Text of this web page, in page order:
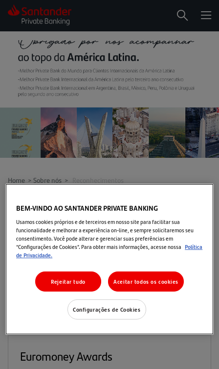
Home > Sobre nós > Reconhecimentos
Em diversas ocasiões, várias entidades do Grupo
Santander foram reconhecidas pelo setor como os
melhores bancos privados em muitos de nossos
principais mercados. Esta conquista nos impulsiona a
tornarmos a melhor plataforma global para gestão de
patrimônio, superando as expectativas de nossos
clientes e parceiros.
Euromoney Awards
BEM-VINDO AO SANTANDER PRIVATE BANKING
Usamos cookies próprios e de terceiros em nosso site para facilitar sua
funcionalidade e melhorar a experiência on-line, e sempre solicitaremos seu
consentimento. Você pode alterar e gerenciar suas preferências em
“Configurações de Cookies”. Para obter mais informações, acesse nossa Política
de Privacidade.
Rejeitar tudo Aceitar todos os cookies
Configurações de Cookies